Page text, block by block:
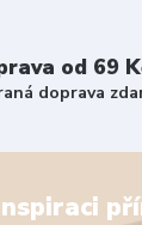
od 69
doprava